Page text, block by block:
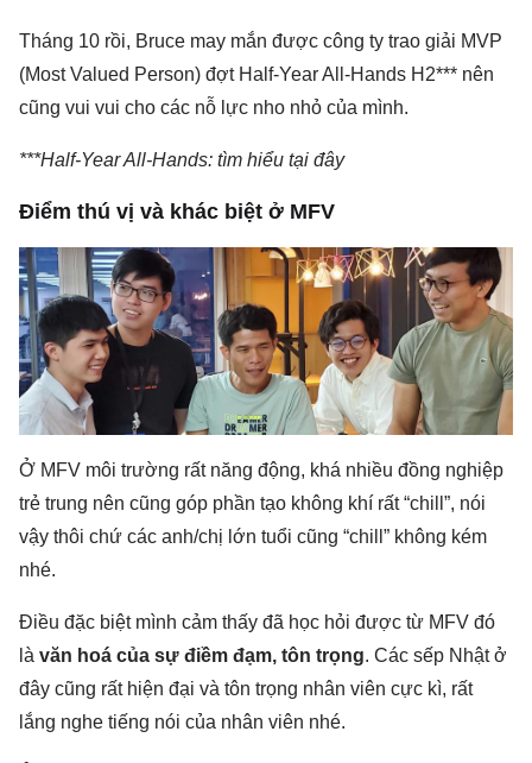
Tháng 10 rồi, Bruce may mắn được công ty trao giải MVP
(Most Valued Person) đợt Half-Year All-Hands H2*** nên
cũng vui vui cho các nỗ lực nho nhỏ của mình.
***Half-Year All-Hands: tìm hiểu tại đây
Điểm thú vị và khác biệt ở MFV
Ở MFV môi trường rất năng động, khá nhiều đồng nghiệp
trẻ trung nên cũng góp phần tạo không khí rất “chill”, nói
vậy thôi chứ các anh/chị lớn tuổi cũng “chill” không kém
nhé.
Điều đặc biệt mình cảm thấy đã học hỏi được từ MFV đó
là văn hoá của sự điềm đạm, tôn trọng. Các sếp Nhật ở
đây cũng rất hiện đại và tôn trọng nhân viên cực kì, rất
lắng nghe tiếng nói của nhân viên nhé.